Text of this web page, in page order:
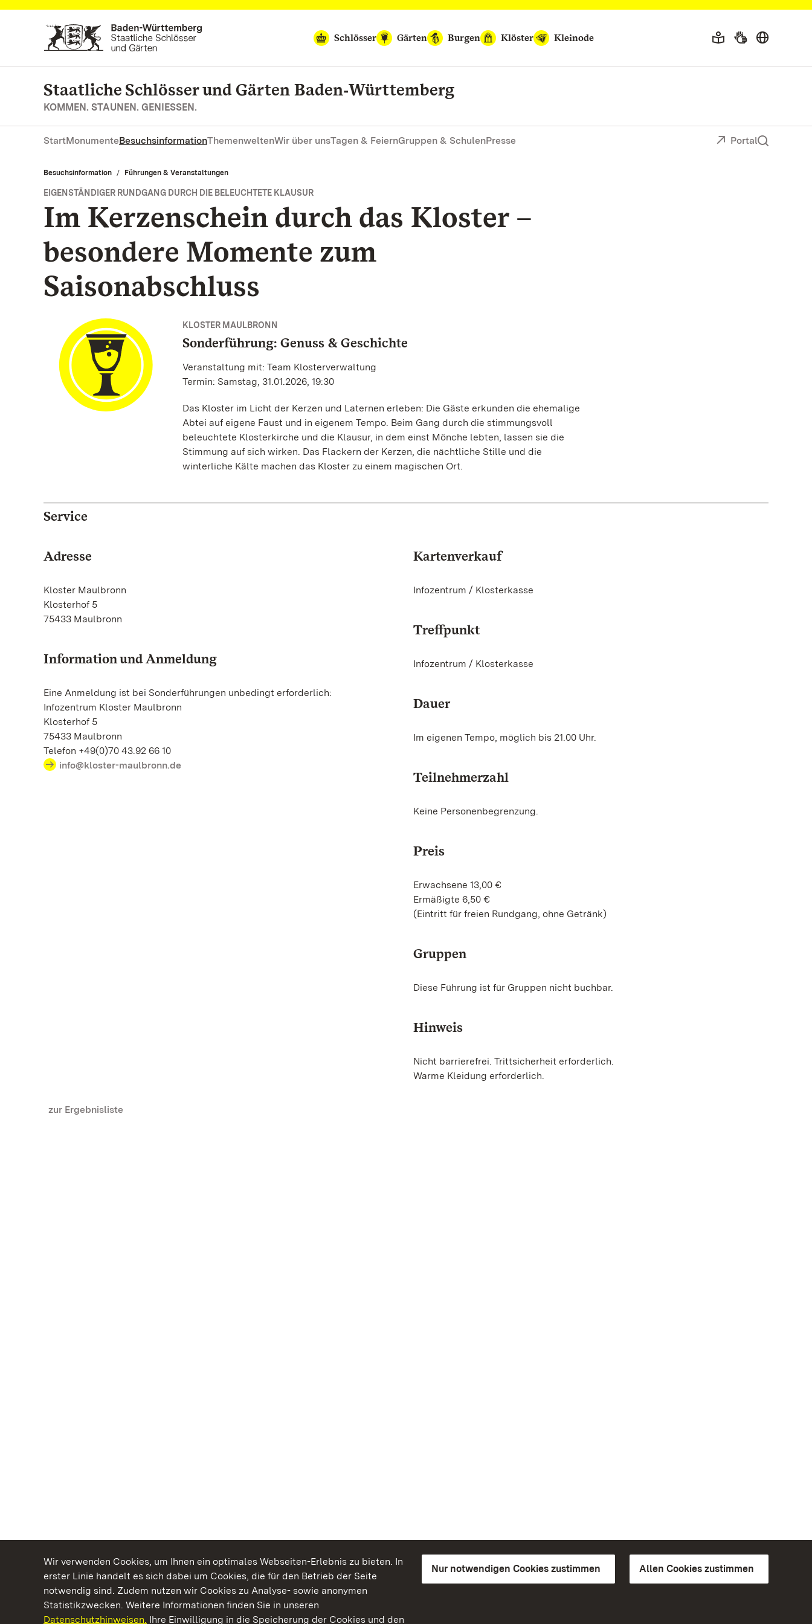
Wir verwenden Cookies, um Ihnen ein optimales Webseiten-Erlebnis zu bieten. In
erster Linie handelt es sich dabei um Cookies, die für den Betrieb der Seite
notwendig sind. Zudem nutzen wir Cookies zu Analyse- sowie anonymen
Statistikzwecken. Weitere Informationen finden Sie in unseren
Datenschutzhinweisen. Ihre Einwilligung in die Speicherung der Cookies und den
Nur notwendigen Cookies zustimmen Allen Cookies zustimmen
Zum Hauptinhalt springen
Schlösser
Gärten Burgen Klöster Kleinode
Staatliche Schlösser und Gärten Baden‑Württemberg
KOMMEN. STAUNEN. GENIESSEN.
StartMonumenteBesuchsinformationThemenweltenWir über unsTagen & FeiernGruppen & SchulenPresse Portal
Besuchsinformation Führungen & Veranstaltungen
EIGENSTÄNDIGER RUNDGANG DURCH DIE BELEUCHTETE KLAUSUR
Im Kerzenschein durch das Kloster –
besondere Momente zum
Saisonabschluss
KLOSTER MAULBRONN
Sonderführung: Genuss & Geschichte
Veranstaltung mit: Team Klosterverwaltung
Termin: Samstag, 31.01.2026, 19:30
Das Kloster im Licht der Kerzen und Laternen erleben: Die Gäste erkunden die ehemalige
Abtei auf eigene Faust und in eigenem Tempo. Beim Gang durch die stimmungsvoll
beleuchtete Klosterkirche und die Klausur, in dem einst Mönche lebten, lassen sie die
Stimmung auf sich wirken. Das Flackern der Kerzen, die nächtliche Stille und die
winterliche Kälte machen das Kloster zu einem magischen Ort.
Service
Adresse
Kloster Maulbronn
Klosterhof 5
75433 Maulbronn
Information und Anmeldung
Eine Anmeldung ist bei Sonderführungen unbedingt erforderlich:
Infozentrum Kloster Maulbronn
Klosterhof 5
75433 Maulbronn
Telefon +49(0)70 43.92 66 10
info@kloster-maulbronn.de
Kartenverkauf
Infozentrum / Klosterkasse
Treffpunkt
Infozentrum / Klosterkasse
Dauer
Im eigenen Tempo, möglich bis 21.00 Uhr.
Teilnehmerzahl
Keine Personenbegrenzung.
Preis
Erwachsene 13,00 €
Ermäßigte 6,50 €
(Eintritt für freien Rundgang, ohne Getränk)
Gruppen
Diese Führung ist für Gruppen nicht buchbar.
Hinweis
Nicht barrierefrei. Trittsicherheit erforderlich.
Warme Kleidung erforderlich.
zur Ergebnisliste